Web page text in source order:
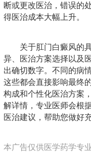
断或更改医治，错误的
得医治成本大幅上升。
关于肛门白癜风的
异、医治方案选择以及
出确切数字。不同的病
这些都会直接影响最终
构成和个性化医治方案
解详情，专业医师会根
医治建议，帮助您做好
本广告仅供医学药学专